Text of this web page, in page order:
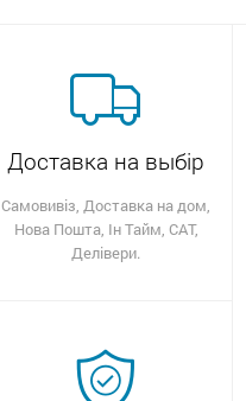
Доставка на выбір
Самовивіз, Доставка на дом,
Нова Пошта, Ін Тайм, САТ,
Делівери.